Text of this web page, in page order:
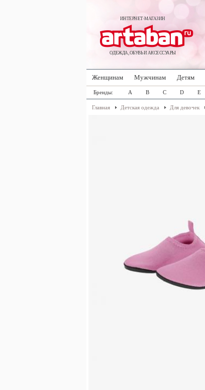
ИНТЕРНЕТ-МАГАЗИН
ОДЕЖДА, ОБУВЬ И АКСЕССУАРЫ
Женщинам Мужчинам Детям
Бренды: A B C D E
Главная Детская одежда Для девочек